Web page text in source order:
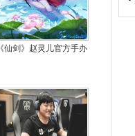
《仙剑》赵灵儿官方手办